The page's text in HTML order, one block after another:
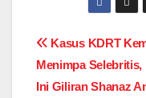
Post
Kasus KDRT
Menimpa Selebritis,
Ini Giliran Shanaz